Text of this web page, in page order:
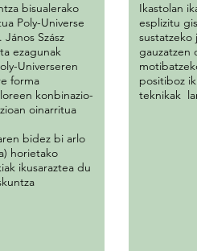
bisualerako
Poly-Universe
Szász
ezagunak
Universeren
forma
konbinazio-
oinarritua
bidez bi arlo
horietako
ikusaraztea du
Ikastolan
esplizitu
sustatzeko
gauzatzen
positiboz
teknikak